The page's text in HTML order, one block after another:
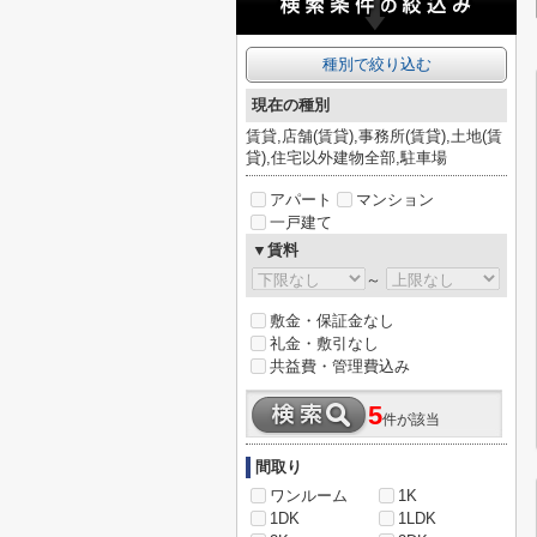
種別で絞り込む
現在の種別
賃貸,店舗(賃貸),事務所(賃貸),土地(賃
貸),住宅以外建物全部,駐車場
アパート
マンション
一戸建て
▼賃料
～
敷金・保証金なし
礼金・敷引なし
共益費・管理費込み
5件が該当
間取り
ワンルーム
1K
1DK
1LDK